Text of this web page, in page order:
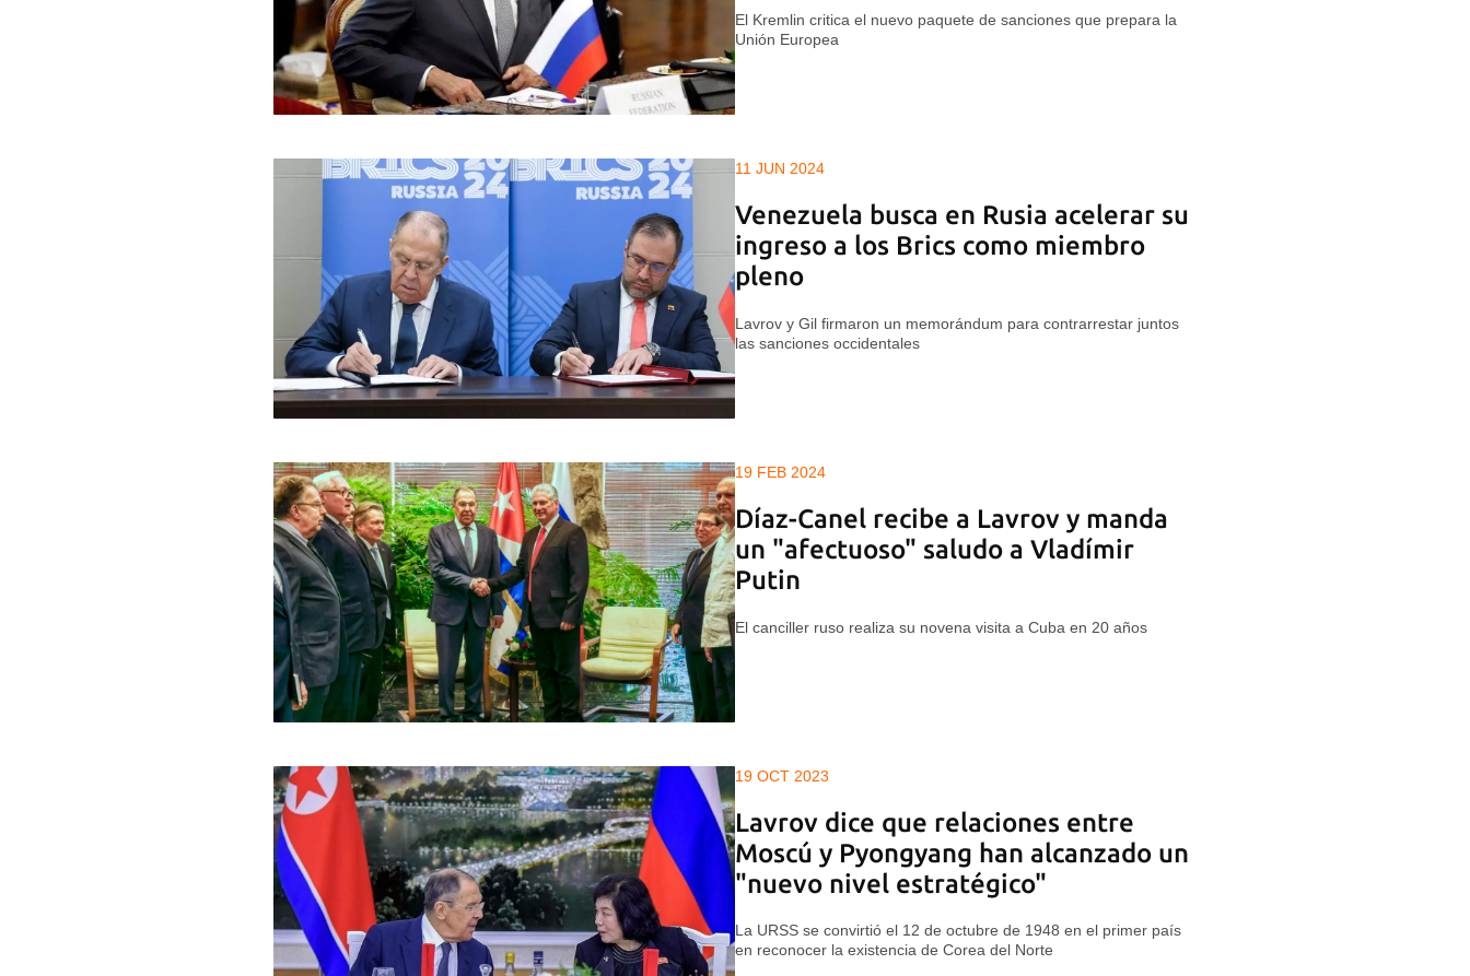
El Kremlin critica el nuevo paquete de sanciones que prepara la
Unión Europea
11 JUN 2024
Venezuela busca en Rusia acelerar su
ingreso a los Brics como miembro
pleno
Lavrov y Gil firmaron un memorándum para contrarrestar juntos
las sanciones occidentales
19 FEB 2024
Díaz-Canel recibe a Lavrov y manda
un "afectuoso" saludo a Vladímir
Putin
El canciller ruso realiza su novena visita a Cuba en 20 años
19 OCT 2023
Lavrov dice que relaciones entre
Moscú y Pyongyang han alcanzado un
"nuevo nivel estratégico"
La URSS se convirtió el 12 de octubre de 1948 en el primer país
en reconocer la existencia de Corea del Norte